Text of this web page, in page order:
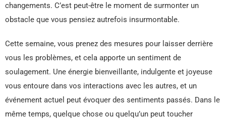
changements. C’est peut-être le moment de surmonter un
obstacle que vous pensiez autrefois insurmontable.
Cette semaine, vous prenez des mesures pour laisser derrière
vous les problèmes, et cela apporte un sentiment de
soulagement. Une énergie bienveillante, indulgente et joyeuse
vous entoure dans vos interactions avec les autres, et un
événement actuel peut évoquer des sentiments passés. Dans le
même temps, quelque chose ou quelqu’un peut toucher